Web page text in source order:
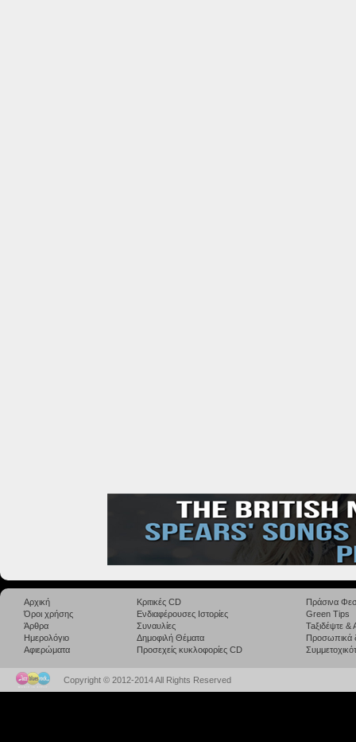
Αρχική
Όροι χρήσης
Άρθρα
Ημερολόγιο
Αφιερώματα
Κριτικές CD
Ενδιαφέρουσες Ιστορίες
Συναυλίες
Δημοφιλή Θέματα
Προσεχείς κυκλοφορίες CD
Πράσινα
Green Tips
Taξιδέψτε
Προσωπικά
Copyright © 2012-2014 All Rights Reserved